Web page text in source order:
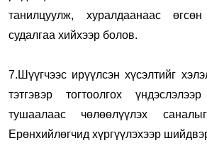
танилцуулж, хуралдаанаас
судалгаа хийхээр болов.
7.Шүүгчээс ирүүлсэн хүсэлтийг
тэтгэвэр тогтоолгох
тушаалаас чөлөөлүүлэх
Ерөнхийлөгчид хүргүүлэхээр